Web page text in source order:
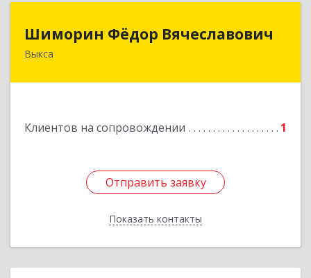
Шиморин Фёдор Вячеславович
Выкса
Клиентов на сопровождении 1
Отправить заявку
Показать контакты
Шиморин Фёдор Вячеславович
Отправить заявку
Назад